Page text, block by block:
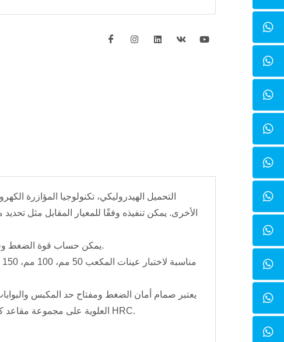
التحميل الهيدروليكي، تكنولوجيا المؤازرة
الأخرى. يمكن تنفيذه وفقًا للمعيار المقابل مثل
يمكن حساب قوة الضغط وقوة الانثناء وبيانات اختبار الميكانيكا الأخرى وطباعتها بواسطة برنامج التحكم تلقائيًا.
يعتبر صمام أمان الضغط ومفتاح حد المكبس
العلوية على مجموعة مقاعد كروية للحركة في جميع الموديلات. تتمتع جميع ألواح الضغط بصلابة سطحية تبلغ 50 HRC.